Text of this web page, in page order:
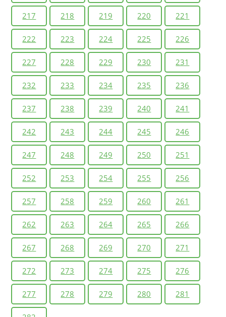
217 218 219 220 221
222 223 224 225 226
227 228 229 230 231
232 233 234 235 236
237 238 239 240 241
242 243 244 245 246
247 248 249 250 251
252 253 254 255 256
257 258 259 260 261
262 263 264 265 266
267 268 269 270 271
272 273 274 275 276
277 278 279 280 281